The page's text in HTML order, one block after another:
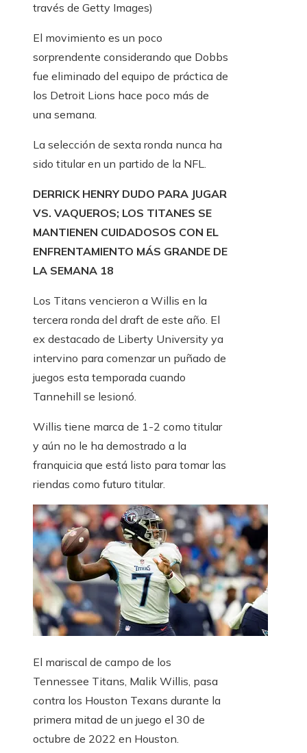
través de Getty Images)
El movimiento es un poco
sorprendente considerando que Dobbs
fue eliminado del equipo de práctica de
los Detroit Lions hace poco más de
una semana.
La selección de sexta ronda nunca ha
sido titular en un partido de la NFL.
DERRICK HENRY DUDO PARA JUGAR
VS. VAQUEROS; LOS TITANES SE
MANTIENEN CUIDADOSOS CON EL
ENFRENTAMIENTO MÁS GRANDE DE
LA SEMANA 18
Los Titans vencieron a Willis en la
tercera ronda del draft de este año. El
ex destacado de Liberty University ya
intervino para comenzar un puñado de
juegos esta temporada cuando
Tannehill se lesionó.
Willis tiene marca de 1-2 como titular
y aún no le ha demostrado a la
franquicia que está listo para tomar las
riendas como futuro titular.
El mariscal de campo de los
Tennessee Titans, Malik Willis, pasa
contra los Houston Texans durante la
primera mitad de un juego el 30 de
octubre de 2022 en Houston.